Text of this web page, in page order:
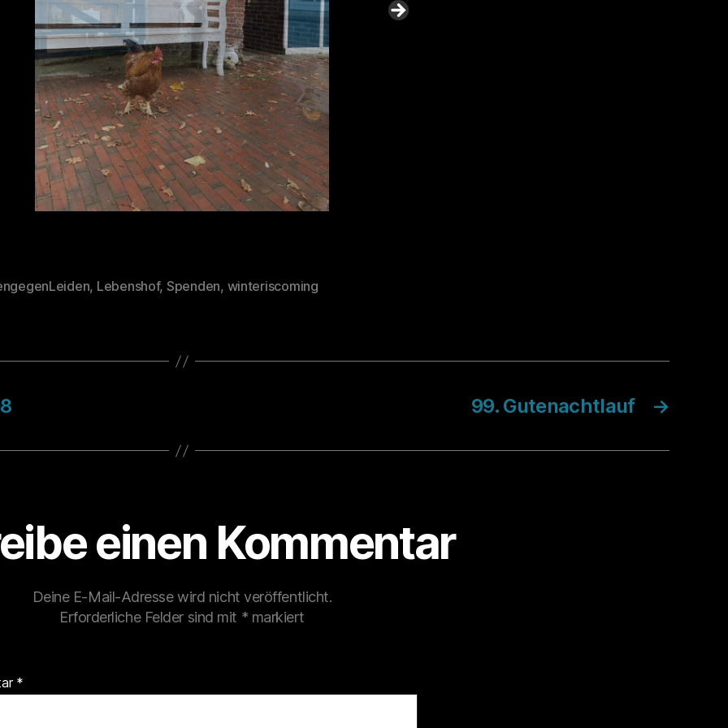
, Lebenshof, Spenden, winteriscoming
→
99. Gutenachtlauf
einen Kommentar
Deine E-Mail-Adresse wird nicht veröffentlicht.
Erforderliche Felder sind mit * markiert
*